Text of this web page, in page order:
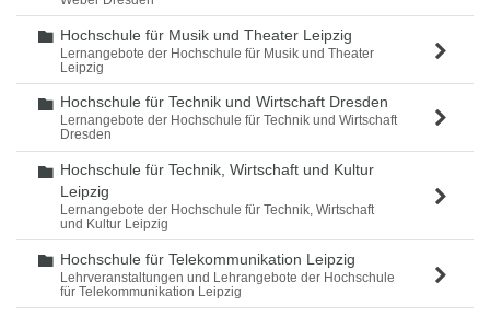
Ordner
Hochschule für Musik und Theater Leipzig
Lernangebote der Hochschule für Musik und Theater
Leipzig
Ordner
Hochschule für Technik und Wirtschaft Dresden
Lernangebote der Hochschule für Technik und Wirtschaft
Dresden
Ordner
Hochschule für Technik, Wirtschaft und Kultur
Leipzig
Lernangebote der Hochschule für Technik, Wirtschaft
und Kultur Leipzig
Ordner
Hochschule für Telekommunikation Leipzig
Lehrveranstaltungen und Lehrangebote der Hochschule
für Telekommunikation Leipzig